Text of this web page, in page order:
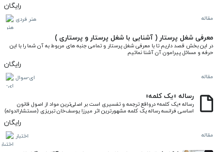
رایگان
مقاله هنر فردی
معرفی شغل پرستار ( آشنایی با شغل پرستار و پرستاری )
حرفه و مسائل پیرامون آن آشنا نمائیم
رایگان
مقاله ای-سوال
رساله «یک کلمه»
اساسی‌ فرانسه رساله یک کلمه مشهورترین اثر میرزا یوسف‌خان تبریزی (مستشارالدوله)
رایگان
مقاله اختبار